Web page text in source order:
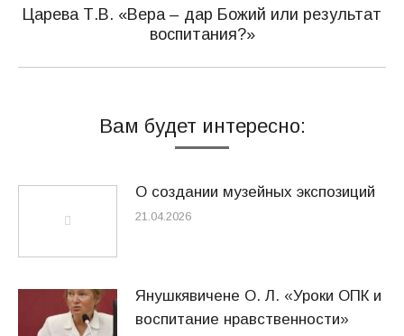
Следующая
Царева Т.В. «Вера – дар Божий или результат
воспитания?»
Вам будет интересно:
О создании музейных экспозиций
21.04.2026
Янушкявичене О. Л. «Уроки ОПК и
воспитание нравственности»